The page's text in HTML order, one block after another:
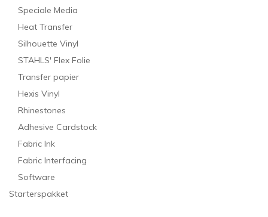
Speciale Media
Heat Transfer
Silhouette Vinyl
STAHLS' Flex Folie
Transfer papier
Hexis Vinyl
Rhinestones
Adhesive Cardstock
Fabric Ink
Fabric Interfacing
Software
Starterspakket